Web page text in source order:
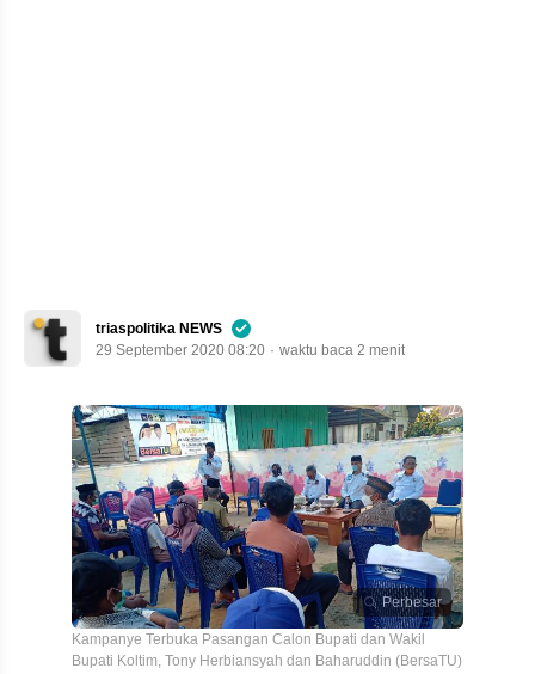
triaspolitika NEWS
29 September 2020 08:20
waktu baca 2 menit
Perbesar
Kampanye Terbuka Pasangan Calon Bupati dan Wakil
Bupati Koltim, Tony Herbiansyah dan Baharuddin (BersaTU)